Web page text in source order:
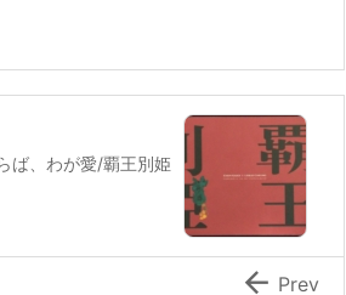
ば、わが愛/覇王別姫
 Prev